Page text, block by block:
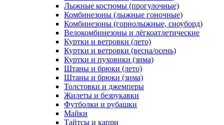
Лыжные костюмы (прогулочные)
Комбинезоны (лыжные гоночные)
Комбинезоны (горнолыжные, сноуборд)
Велокомбинезоны и лёгкоатлетические
Куртки и ветровки (лето)
Куртки и ветровки (весна/осень)
Куртки и пуховики (зима)
Штаны и брюки (лето)
Штаны и брюки (зима)
Толстовки и джемперы
Жилеты и безрукавки
Футболки и рубашки
Майки
Тайтсы и капри